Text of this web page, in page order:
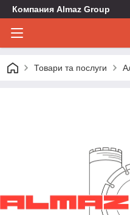
Компания Almaz Group
Товари та послуги